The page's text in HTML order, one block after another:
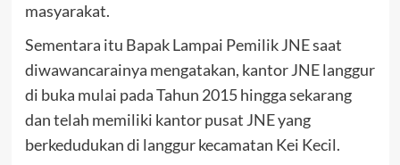
masyarakat.
Sementara itu Bapak Lampai Pemilik JNE saat
diwawancarainya mengatakan, kantor JNE langgur
di buka mulai pada Tahun 2015 hingga sekarang
dan telah memiliki kantor pusat JNE yang
berkedudukan di langgur kecamatan Kei Kecil.